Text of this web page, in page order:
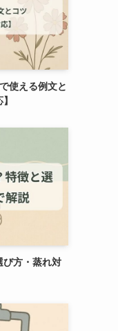
使える例文と
び方・蒸れ対